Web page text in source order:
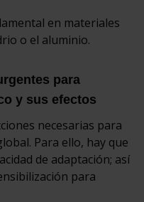
en materiales
o el aluminio.
para
y sus efectos
necesarias para
Para ello, hay que
de adaptación; así
para